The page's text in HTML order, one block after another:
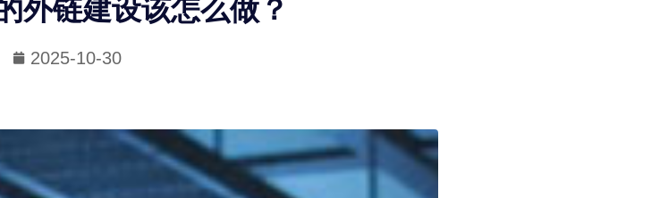
外链建设该怎么做？
2025-10-30